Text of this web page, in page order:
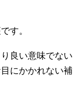
す。
良い意味でない
にかかれない補